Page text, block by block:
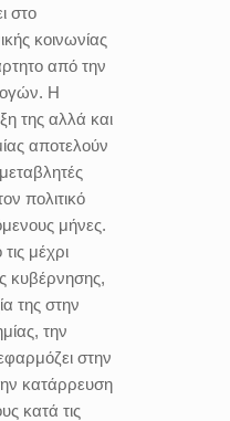
στο
κοινωνίας
από την
Η
της αλλά και
αποτελούν
πολιτικό
μήνες.
μέχρι
κυβέρνησης,
της στην
την
στην
κατάρρευση
κατά τις